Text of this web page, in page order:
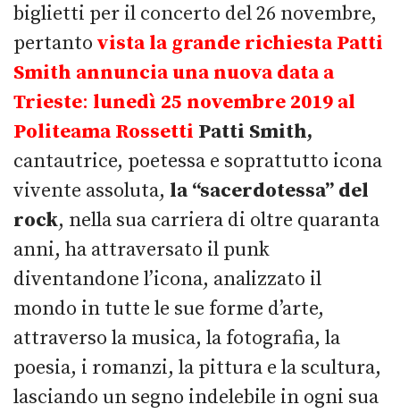
biglietti per il concerto del 26 novembre,
pertanto vista la grande richiesta Patti
Smith annuncia una nuova data a
Trieste: lunedì 25 novembre 2019 al
Politeama Rossetti Patti Smith,
cantautrice, poetessa e soprattutto icona
vivente assoluta, la “sacerdotessa” del
rock, nella sua carriera di oltre quaranta
anni, ha attraversato il punk
diventandone l’icona, analizzato il
mondo in tutte le sue forme d’arte,
attraverso la musica, la fotografia, la
poesia, i romanzi, la pittura e la scultura,
lasciando un segno indelebile in ogni sua